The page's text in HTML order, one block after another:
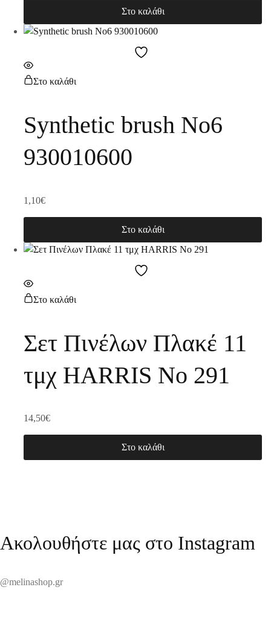
Στο καλάθι
Στο καλάθι
Synthetic brush No6
930010600
1,10€
Στο καλάθι
Στο καλάθι
Σετ Πινέλων Πλακέ 11
τμχ HARRIS No 291
14,50€
Στο καλάθι
Ακολουθήστε μας στο Instagram
@melinashop.gr